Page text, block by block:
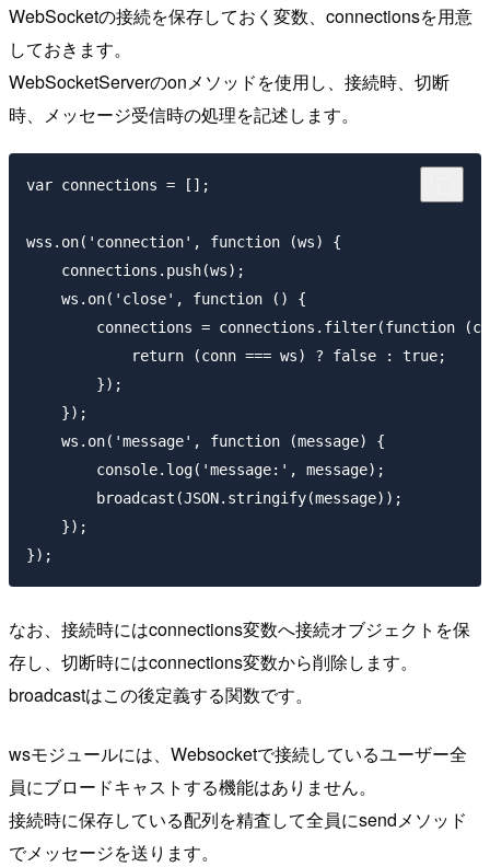
WebSocketの接続を保存しておく変数、connectionsを用意
しておきます。
WebSocketServerのonメソッドを使用し、接続時、切断
時、メッセージ受信時の処理を記述します。
var connections = [];
wss.on('connection', function (ws) {
    connections.push(ws);
    ws.on('close', function () {
connections = connections.filter(function
            return (conn === ws) ? false : true;
        });
    });
    ws.on('message', function (message) {
        console.log('message:', message);
        broadcast(JSON.stringify(message));
    });
なお、接続時にはconnections変数へ接続オブジェクトを保
存し、切断時にはconnections変数から削除します。
broadcastはこの後定義する関数です。
wsモジュールには、Websocketで接続しているユーザー全
員にブロードキャストする機能はありません。
接続時に保存している配列を精査して全員にsendメソッド
でメッセージを送ります。